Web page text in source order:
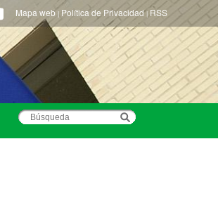
Mapa web | Política de Privacidad| RSS